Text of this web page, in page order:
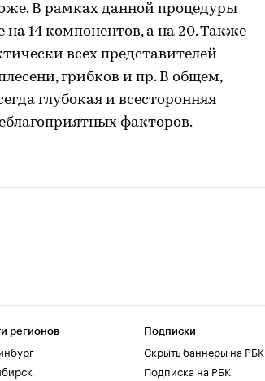
В рамках данной процедуры
14 компонентов, а на 20. Также
всех представителей
грибков и пр. В общем,
глубокая и всесторонняя
факторов.
регионов Подписки
Скрыть баннеры на РБК
Подписка на РБК